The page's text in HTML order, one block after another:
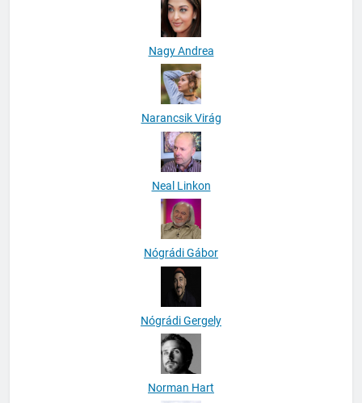
Nagy Andrea
Narancsik Virág
Neal Linkon
Nógrádi Gábor
Nógrádi Gergely
Norman Hart